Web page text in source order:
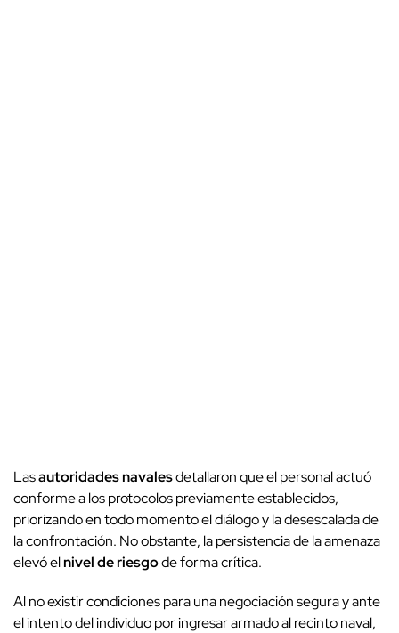
Lasautoridades navalesdetallaron que el personal actuó
conforme a los protocolos previamente establecidos,
priorizando en todo momento el diálogo y la desescalada de
la confrontación. No obstante, la persistencia de la amenaza
elevó elnivel de riesgode forma crítica.
Al no existir condiciones para una negociación segura y ante
el intento del individuo por ingresar armado al recinto naval,